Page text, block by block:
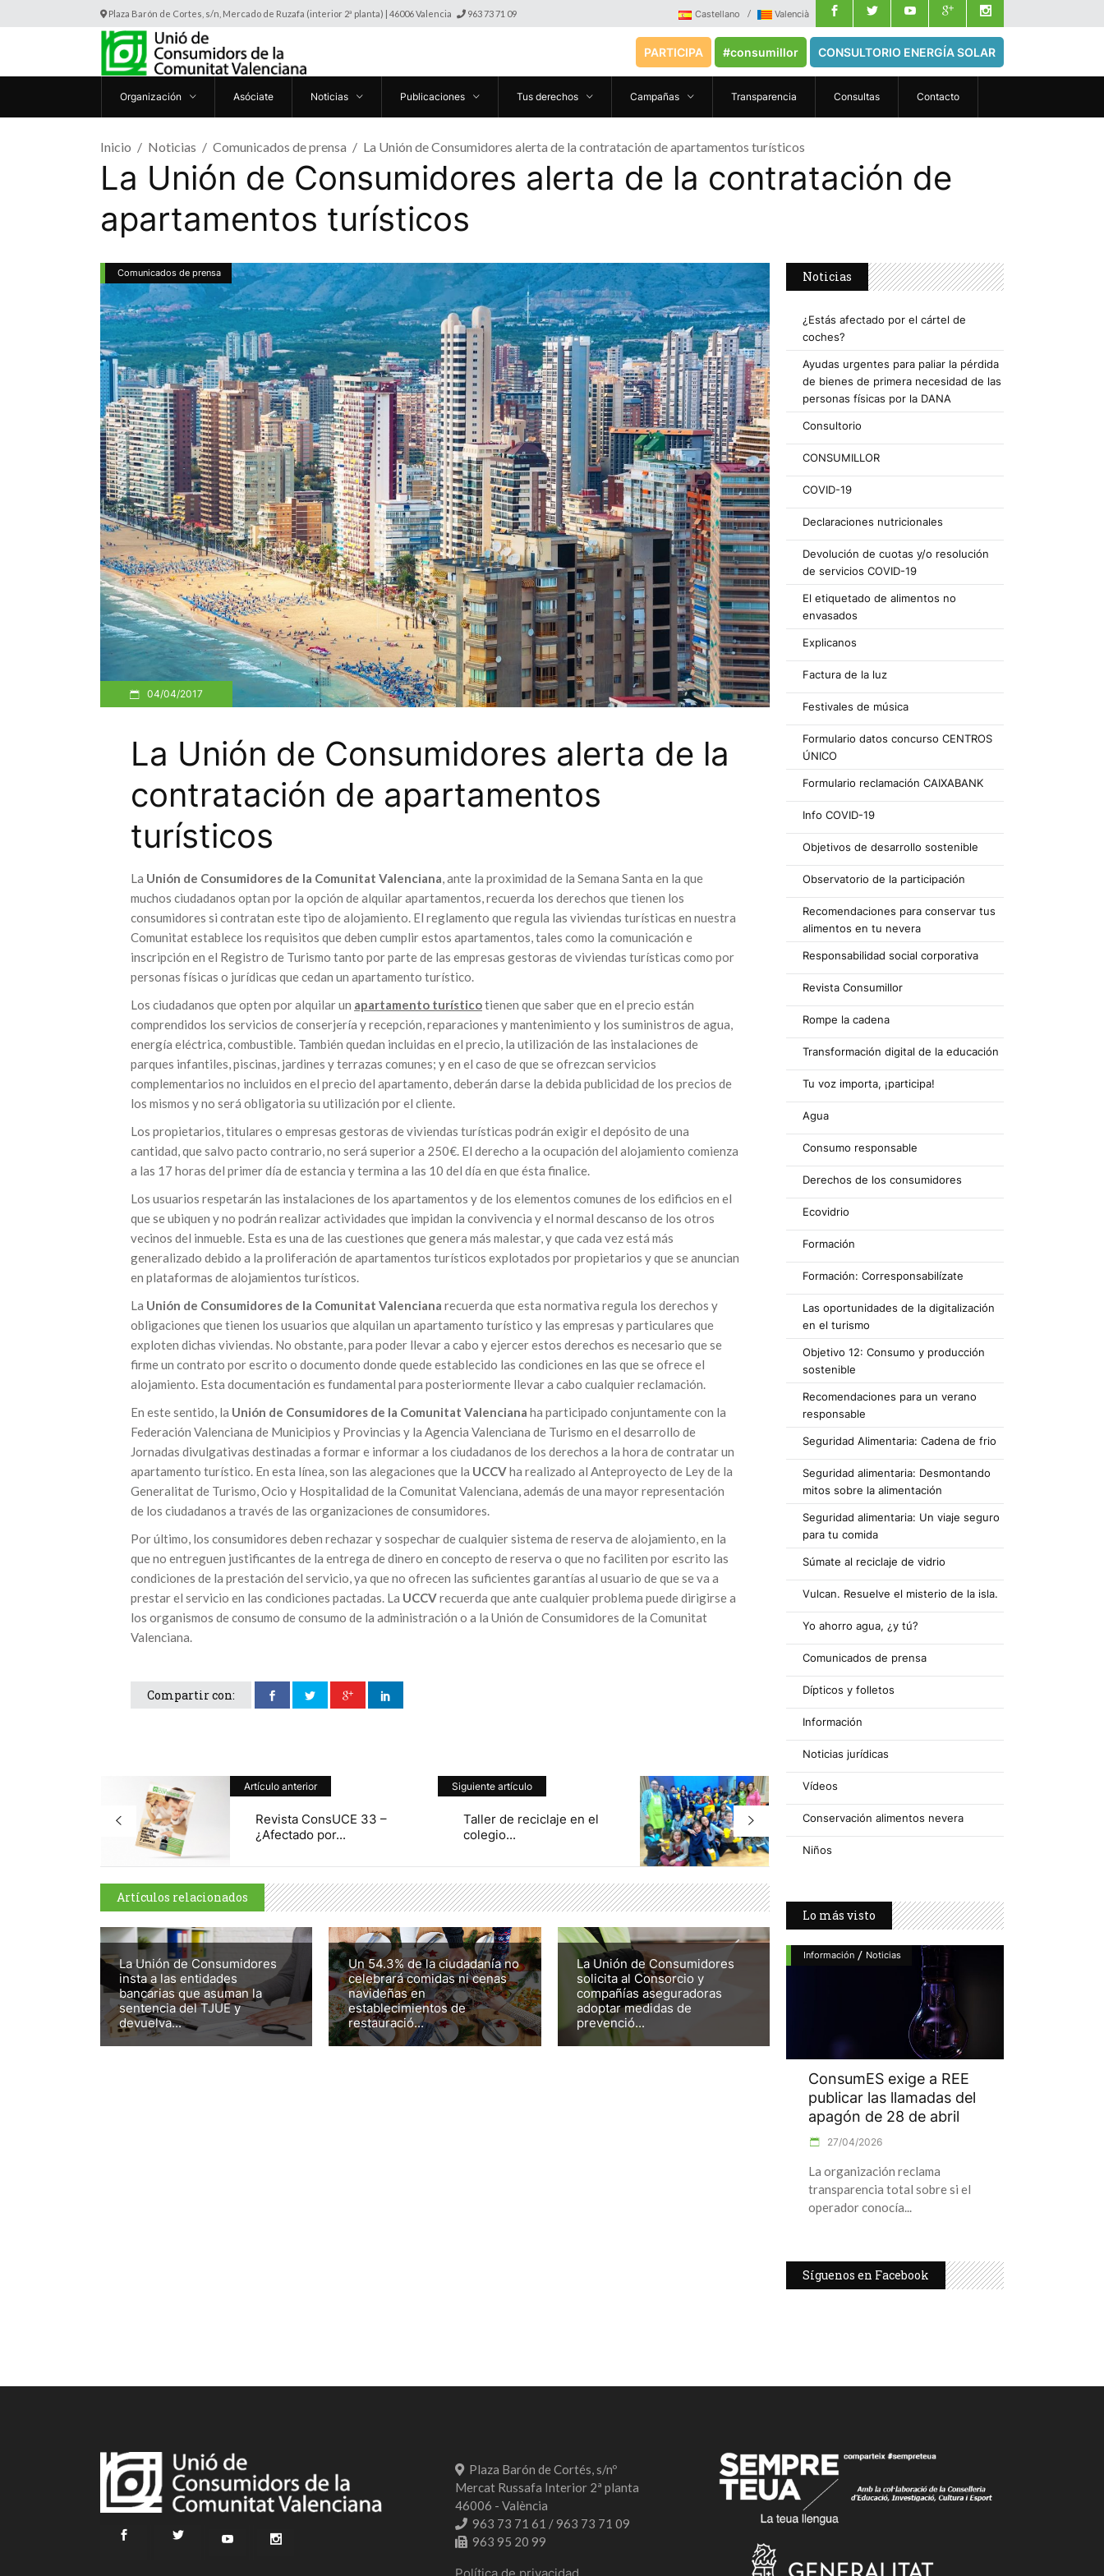
Plaza Barón de Cortes, s/n, Mercado de Ruzafa (interior 2ª planta) | 46006 Valencia 963 73 71 09 Castellano Valencià
PARTICIPA #consumillor CONSULTORIO ENERGÍA SOLAR
Organización Asóciate Noticias Publicaciones Tus derechos Campañas Transparencia Consultas Contacto
Inicio Noticias Comunicados de prensa La Unión de Consumidores alerta de la contratación de apartamentos turísticos
La Unión de Consumidores alerta de la contratación de
apartamentos turísticos
Comunicados de prensa
04/04/2017
La Unión de Consumidores alerta de la
contratación de apartamentos
turísticos
La Unión de Consumidores de la Comunitat Valenciana, ante la proximidad de la Semana Santa en la que
muchos ciudadanos optan por la opción de alquilar apartamentos, recuerda los derechos que tienen los
consumidores si contratan este tipo de alojamiento. El reglamento que regula las viviendas turísticas en nuestra
Comunitat establece los requisitos que deben cumplir estos apartamentos, tales como la comunicación e
inscripción en el Registro de Turismo tanto por parte de las empresas gestoras de viviendas turísticas como por
personas físicas o jurídicas que cedan un apartamento turístico.
Los ciudadanos que opten por alquilar un apartamento turísticotienen que saber que en el precio están
comprendidos los servicios de conserjería y recepción, reparaciones y mantenimiento y los suministros de agua,
energía eléctrica, combustible. También quedan incluidas en el precio, la utilización de las instalaciones de
parques infantiles, piscinas, jardines y terrazas comunes; y en el caso de que se ofrezcan servicios
complementarios no incluidos en el precio del apartamento, deberán darse la debida publicidad de los precios de
los mismos y no será obligatoria su utilización por el cliente.
Los propietarios, titulares o empresas gestoras de viviendas turísticas podrán exigir el depósito de una
cantidad, que salvo pacto contrario, no será superior a 250€. El derecho a la ocupación del alojamiento comienza
a las 17 horas del primer día de estancia y termina a las 10 del día en que ésta finalice.
Los usuarios respetarán las instalaciones de los apartamentos y de los elementos comunes de los edificios en el
que se ubiquen y no podrán realizar actividades que impidan la convivencia y el normal descanso de los otros
vecinos del inmueble. Esta es una de las cuestiones que genera más malestar, y que cada vez está más
generalizado debido a la proliferación de apartamentos turísticos explotados por propietarios y que se anuncian
en plataformas de alojamientos turísticos.
La Unión de Consumidores de la Comunitat Valenciana recuerda que esta normativa regula los derechos y
obligaciones que tienen los usuarios que alquilan un apartamento turístico y las empresas y particulares que
exploten dichas viviendas. No obstante, para poder llevar a cabo y ejercer estos derechos es necesario que se
firme un contrato por escrito o documento donde quede establecido las condiciones en las que se ofrece el
alojamiento. Esta documentación es fundamental para posteriormente llevar a cabo cualquier reclamación.
En este sentido, la Unión de Consumidores de la Comunitat Valenciana ha participado conjuntamente con la
Federación Valenciana de Municipios y Provincias y la Agencia Valenciana de Turismo en el desarrollo de
Jornadas divulgativas destinadas a formar e informar a los ciudadanos de los derechos a la hora de contratar un
apartamento turístico. En esta línea, son las alegaciones que la UCCVha realizado al Anteproyecto de Ley de la
Generalitat de Turismo, Ocio y Hospitalidad de la Comunitat Valenciana, además de una mayor representación
de los ciudadanos a través de las organizaciones de consumidores.
Por último, los consumidores deben rechazar y sospechar de cualquier sistema de reserva de alojamiento, en la
que no entreguen justificantes de la entrega de dinero en concepto de reserva o que no faciliten por escrito las
condiciones de la prestación del servicio, ya que no ofrecen las suficientes garantías al usuario de que se va a
prestar el servicio en las condiciones pactadas. La UCCVrecuerda que ante cualquier problema puede dirigirse a
los organismos de consumo de consumo de la administración o a la Unión de Consumidores de la Comunitat
Valenciana.
Compartir con:
Artículo anterior
Revista ConsUCE 33 –
¿Afectado por...
Siguiente artículo
Taller de reciclaje en el
colegio...
Artículos relacionados
La Unión de Consumidores
insta a las entidades
bancarias que asuman la
sentencia del TJUE y
devuelva...
Un 54.3% de la ciudadanía no
celebrará comidas ni cenas
navideñas en
establecimientos de
restauració...
La Unión de Consumidores
solicita al Consorcio y
compañías aseguradoras
adoptar medidas de
prevenció...
Noticias
¿Estás afectado por el cártel de
coches?
Ayudas urgentes para paliar la pérdida
de bienes de primera necesidad de las
personas físicas por la DANA
Consultorio
CONSUMILLOR
COVID-19
Declaraciones nutricionales
Devolución de cuotas y/o resolución
de servicios COVID-19
El etiquetado de alimentos no
envasados
Explicanos
Factura de la luz
Festivales de música
Formulario datos concurso CENTROS
ÚNICO
Formulario reclamación CAIXABANK
Info COVID-19
Objetivos de desarrollo sostenible
Observatorio de la participación
Recomendaciones para conservar tus
alimentos en tu nevera
Responsabilidad social corporativa
Revista Consumillor
Rompe la cadena
Transformación digital de la educación
Tu voz importa, ¡participa!
Agua
Consumo responsable
Derechos de los consumidores
Ecovidrio
Formación
Formación: Corresponsabilízate
Las oportunidades de la digitalización
en el turismo
Objetivo 12: Consumo y producción
sostenible
Recomendaciones para un verano
responsable
Seguridad Alimentaria: Cadena de frio
Seguridad alimentaria: Desmontando
mitos sobre la alimentación
Seguridad alimentaria: Un viaje seguro
para tu comida
Súmate al reciclaje de vidrio
Vulcan. Resuelve el misterio de la isla.
Yo ahorro agua, ¿y tú?
Comunicados de prensa
Dípticos y folletos
Información
Noticias jurídicas
Vídeos
Conservación alimentos nevera
Niños
Lo más visto
Información / Noticias
ConsumES exige a REE
publicar las llamadas del
apagón de 28 de abril
27/04/2026
La organización reclama
transparencia total sobre si el
operador conocía
Síguenos en Facebook
Plaza Barón de Cortés, s/nº
Mercat Russafa Interior 2ª planta
46006 - València
963 73 71 61 / 963 73 71 09
963 95 20 99
Política de privacidad